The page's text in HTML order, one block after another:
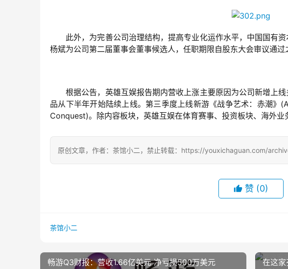
此外，为完善公司治理结构，提高专业化运作水平，中国国有资
杨斌为公司第二届董事会董事候选人，任职期限自股东大会审议通过
根据公告，英雄互娱报告期内营收上涨主要原因为公司新增上线
品从下半年开始陆续上线。第三季度上线新游《战争艺术：赤潮
Conquest)。除内容板块，英雄互娱在体育赛事、投资板块、海外业
原创文章，作者：茶馆小二，禁止转载：https://youxichaguan.com/
赞 (0)
茶馆小二
畅游Q3财报：营收1.66亿美元 净亏损500万美元
在这家